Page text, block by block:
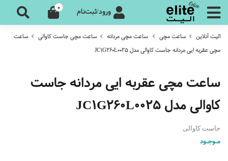
ورود/ثبت‌نام 0
الیت آنلاین ساعت مچی ساعت مچی مردانه ساعت مچی جاست کاوالی
ساعت
مچی عقربه ایی مردانه جاست کاوالی مدل JC1G260L0025
ساعت مچی عقربه ایی مردانه جاست
کاوالی مدل JC1G260L0025
جاست کاوالی
مـوجـود